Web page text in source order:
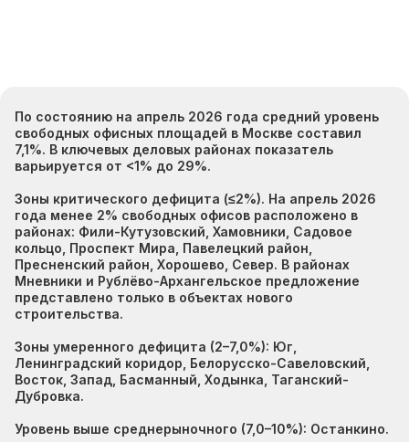
По состоянию на апрель 2026 года средний уровень
свободных офисных площадей в Москве составил
7,1%. В ключевых деловых районах показатель
варьируется от <1% до 29%.
Зоны критического дефицита (≤2%). На апрель 2026
года менее 2% свободных офисов расположено в
районах: Фили-Кутузовский, Хамовники, Садовое
кольцо, Проспект Мира, Павелецкий район,
Пресненский район, Хорошево, Север. В районах
Мневники и Рублёво-Архангельское предложение
представлено только в объектах нового
строительства.
Зоны умеренного дефицита (2–7,0%): Юг,
Ленинградский коридор, Белорусско-Савеловский,
Восток, Запад, Басманный, Ходынка, Таганский-
Дубровка.
Уровень выше среднерыночного (7,0–10%): Останкино.